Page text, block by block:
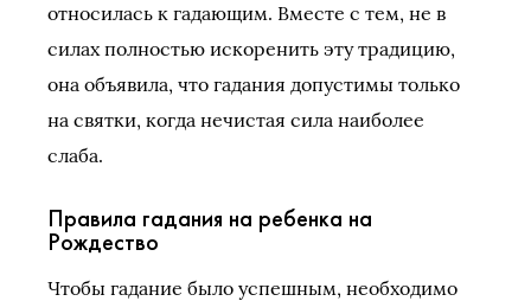
относилась к гадающим. Вместе с тем, не в
силах полностью искоренить эту традицию,
она объявила, что гадания допустимы только
на святки, когда нечистая сила наиболее
слаба.
Правила гадания на ребенка на
Рождество
Чтобы гадание было успешным, необходимо